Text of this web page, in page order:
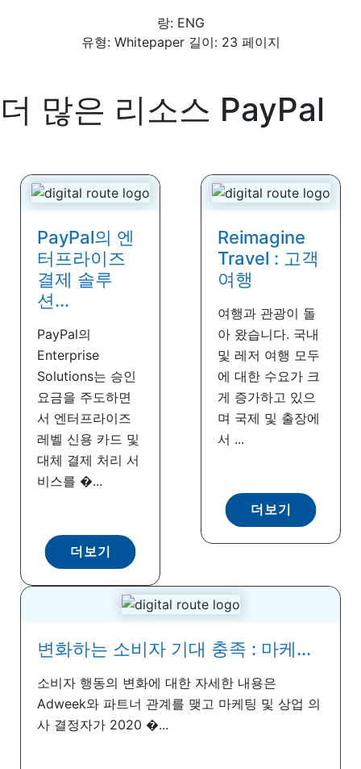
랑: ENG
유형: Whitepaper 길이: 23 페이지
더 많은 리소스 PayPal
PayPal의 엔
터프라이즈
결제 솔루
션...
PayPal의
Enterprise
Solutions는 승인
요금을 주도하면
서 엔터프라이즈
레벨 신용 카드 및
대체 결제 처리 서
비스를 �...
더보기
Reimagine
Travel : 고객
여행
여행과 관광이 돌
아 왔습니다. 국내
및 레저 여행 모두
에 대한 수요가 크
게 증가하고 있으
며 국제 및 출장에
서 ...
더보기
변화하는 소비자 기대 충족 : 마케...
소비자 행동의 변화에 ​​대한 자세한 내용은
Adweek와 파트너 관계를 맺고 마케팅 및 상업 의
사 결정자가 2020 �...